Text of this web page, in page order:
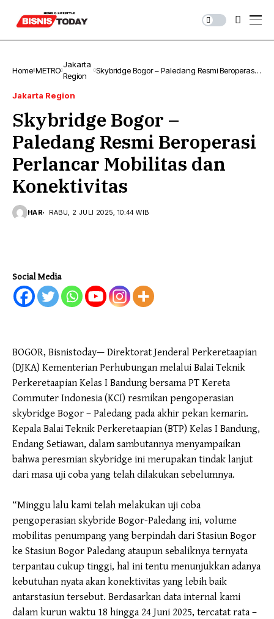
Home METRO
Jakarta
Region
Skybridge Bogor – Paledang Resmi Beroperasi
Jakarta Region
Skybridge Bogor –
Paledang Resmi Beroperasi
Perlancar Mobilitas dan
Konektivitas
HAR RABU, 2 JULI 2025, 10:44 WIB
Social Media
BOGOR, Bisnistoday— Direktorat Jenderal Perkeretaapian
(DJKA) Kementerian Perhubungan melalui Balai Teknik
Perkeretaapian Kelas I Bandung bersama PT Kereta
Commuter Indonesia (KCI) resmikan pengoperasian
skybridge Bogor – Paledang pada akhir pekan kemarin.
Kepala Balai Teknik Perkeretaapian (BTP) Kelas I Bandung,
Endang Setiawan, dalam sambutannya menyampaikan
bahwa peresmian skybridge ini merupakan tindak lanjut
dari masa uji coba yang telah dilakukan sebelumnya.
“Minggu lalu kami telah melakukan uji coba
pengoperasian skybride Bogor-Paledang ini, volume
mobilitas penumpang yang berpindah dari Stasiun Bogor
ke Stasiun Bogor Paledang ataupun sebaliknya ternyata
terpantau cukup tinggi, hal ini tentu menunjukkan adanya
kebutuhan nyata akan konektivitas yang lebih baik
antarstasiun tersebut. Berdasarkan data internal kami
dalam kurun waktu 18 hingga 24 Juni 2025, tercatat rata –